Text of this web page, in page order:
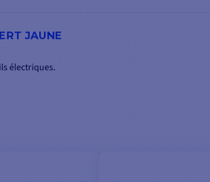
JAUNE
électriques.